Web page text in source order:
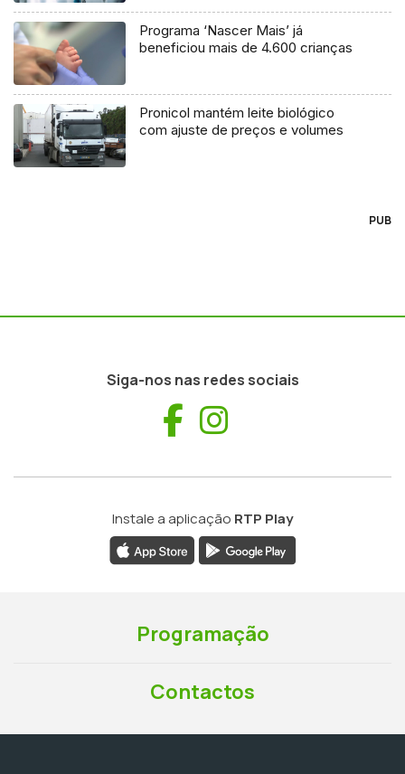
Programa ‘Nascer Mais’ já
beneficiou mais de 4.600 crianças
Pronicol mantém leite biológico
com ajuste de preços e volumes
PUB
Siga-nos nas redes sociais
Facebook
Instale a aplicação RTP Play
Programação
Contactos